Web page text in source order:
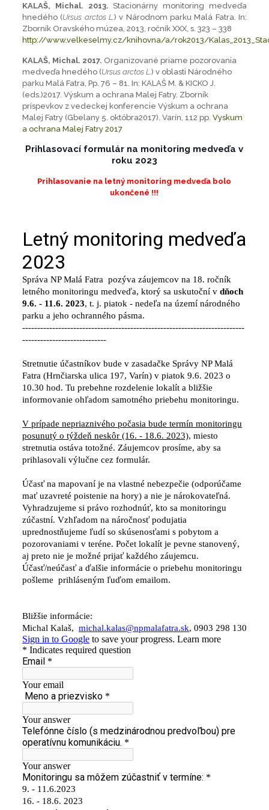
KALAŠ, Michal. 2013. Stacionárny monitoring medveďa
hnedého (Ursus arctos L. ) v Národnom parku Malá Fatra. In:
Zborník Oravského múzea, 2013, ročník XXX, s. 323 – 338
http://www.velkeselmy.cz/knihovna/a/rok2013/
KALAŠ, Michal. 2017. Organizované priame pozorovania
medveďa hnedého (Ursus arctos L. ) v oblasti Národného
parku Malá Fatra, Pp. 76 – 81. In: KALAŠ M. & KICKO J.
(eds.)2017. Výskum a ochrana Malej Fatry. Zborník
príspevkov z vedeckej konferencie Výskum a ochrana
Malej Fatry (Gbelany 5. októbra2017). Varín, 112 pp. Vyskum
a ochrana Malej Fatry 2017
Prihlasovací formulár na monitoring medveďa v
roku 2023
Prihlasovanie na letný monitoring medveďa bolo
ukončené !!!